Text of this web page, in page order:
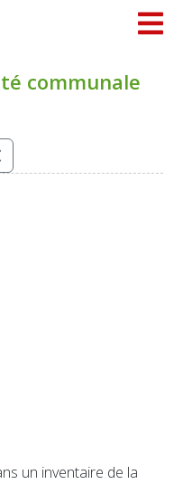
communale
un inventaire de la